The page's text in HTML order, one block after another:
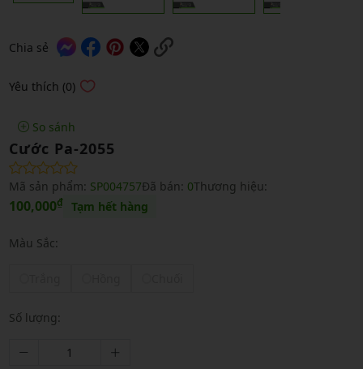
Chia sẻ
Yêu thích (0)
So sánh
Cước Pa-2055
Mã sản phẩm: SP004757Đã bán: 0Thương hiệu:
100,000₫ Tạm hết hàng
Màu Sắc:
Số lượng: